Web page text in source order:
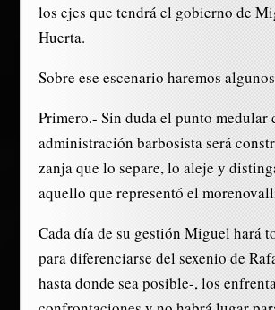
los ejes que tendrá el gobierno de
Huerta.
Sobre ese escenario haremos
Primero.- Sin duda el punto medular
administración barbosista será
zanja que lo separe, lo aleje y
aquello que representó el
Cada día de su gestión Miguel hará
para diferenciarse del sexenio de
hasta donde sea posible-, los